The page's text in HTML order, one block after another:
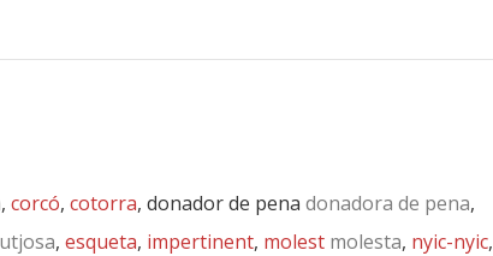
, corcó, cotorra, donador de pena donadora de pena,
, esqueta, impertinent, molest molesta, nyic-nyic,